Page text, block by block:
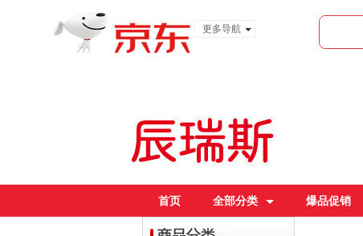
更多导航
首页 全部分类 爆品促销